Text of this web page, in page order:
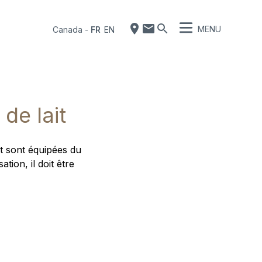
Canada - FR EN MENU
de lait
sont équipées du
il doit être